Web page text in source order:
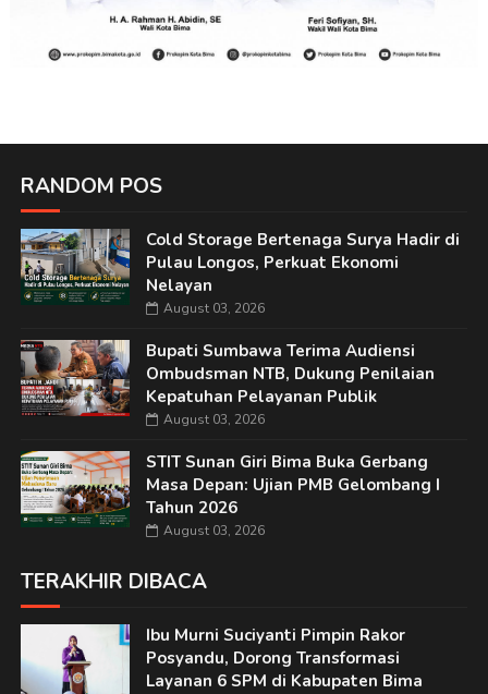
RANDOM POS
Cold Storage Bertenaga Surya Hadir di
Pulau Longos, Perkuat Ekonomi
Nelayan
August 03, 2026
Bupati Sumbawa Terima Audiensi
Ombudsman NTB, Dukung Penilaian
Kepatuhan Pelayanan Publik
August 03, 2026
STIT Sunan Giri Bima Buka Gerbang
Masa Depan: Ujian PMB Gelombang I
Tahun 2026
August 03, 2026
TERAKHIR DIBACA
Ibu Murni Suciyanti Pimpin Rakor
Posyandu, Dorong Transformasi
Layanan 6 SPM di Kabupaten Bima